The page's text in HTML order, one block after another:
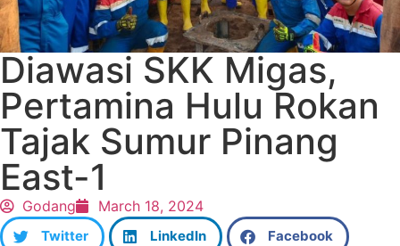
Diawasi SKK Migas,
Pertamina Hulu Rokan
Tajak Sumur Pinang
East-1
Godang March 18, 2024
Twitter LinkedIn Facebook